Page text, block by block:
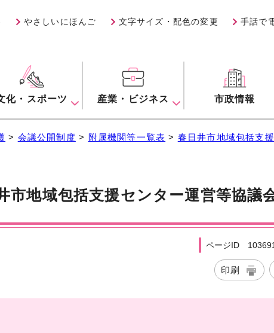
やさしいにほんご 文字サイズ・配色の変更 手話で
化・スポーツ 産業・ビジネス 市政情報
> 会議公開制度 > 附属機関等一覧表 > 春日井市地域包括支
市地域包括支援センター運営等協議
ページID
印刷